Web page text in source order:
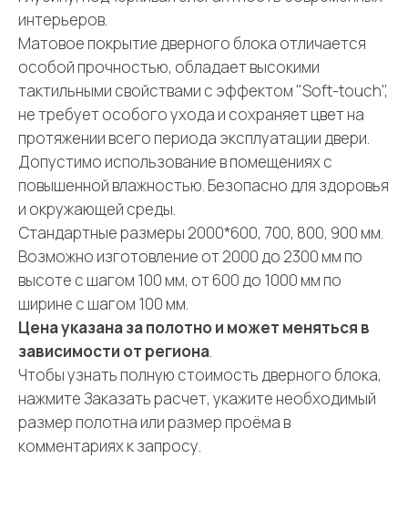
интерьеров.
Матовое покрытие дверного блока отличается
особой прочностью, обладает высокими
тактильными свойствами с эффектом "Soft-touch",
не требует особого ухода и сохраняет цвет на
протяжении всего периода эксплуатации двери.
Допустимо использование в помещениях с
повышенной влажностью. Безопасно для здоровья
и окружающей среды.
Стандартные размеры 2000*600, 700, 800, 900 мм.
Возможно изготовление от 2000 до 2300 мм по
высоте с шагом 100 мм, от 600 до 1000 мм по
ширине с шагом 100 мм.
Цена указана за полотно и может меняться в
зависимости от региона.
Чтобы узнать полную стоимость дверного блока,
нажмите Заказать расчет, укажите необходимый
размер полотна или размер проёма в
комментариях к запросу.